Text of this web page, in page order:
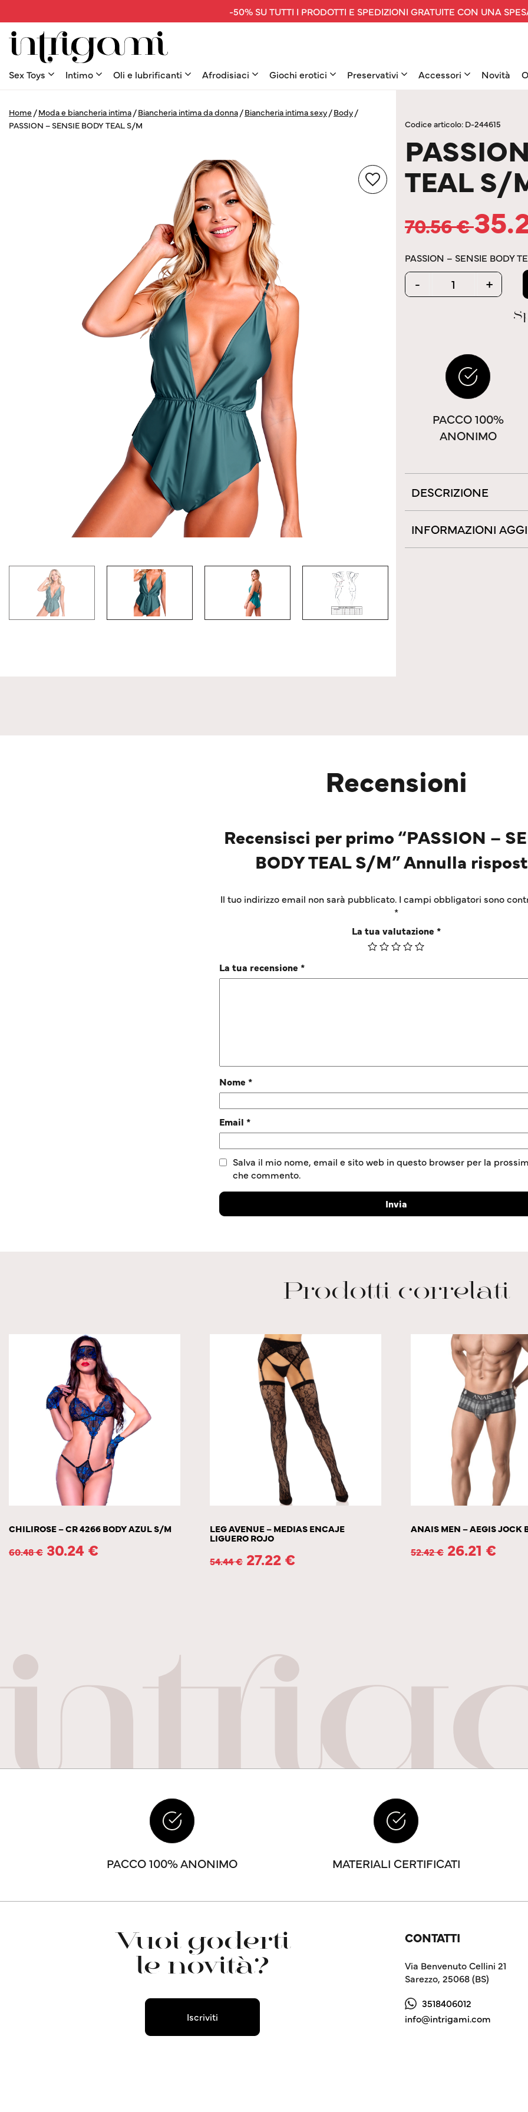
-50% SU TUTTI I PRODOTTI E SPEDIZIONI GRATUITE CON UNA
Sex Toys Intimo Oli e lubrificanti Afrodisiaci Giochi erotici Preservativi Accessori Novità
Home /Moda e biancheria intima /Biancheria intima da donna /Biancheria intima sexy /Body /
PASSION – SENSIE BODY TEAL S/M
Codice articolo: D-244615
TEAL S/
70.56€
PASSION – SENSIE BODY
Quantity
- +
PACCO 100%
ANONIMO
DESCRIZIONE
INFORMAZIONI
Recensioni
Recensisci per primo “PASSION –
BODY TEAL S/M” Annulla
Il tuo indirizzo email non sarà pubblicato. I campi obbligatori sono
*
La tua valutazione *
La tua recensione *
Nome *
Email *
Salva il mio nome, email e sito web in questo browser per la
che commento.
Prodotti correlati
CHILIROSE – CR 4266 BODY AZUL S/M
60.48€ 30.24 €
LEG AVENUE – MEDIAS ENCAJE
LIGUERO ROJO
54.44€ 27.22 €
ANAIS MEN – AEGIS JOCK
52.42€ 26.21 €
PACCO 100% ANONIMO MATERIALI CERTIFICATI
Vuoi goderti
le novità?
Iscriviti
CONTATTI
Via Benvenuto Cellini 21
Sarezzo, 25068 (BS)
3518406012
info@intrigami.com